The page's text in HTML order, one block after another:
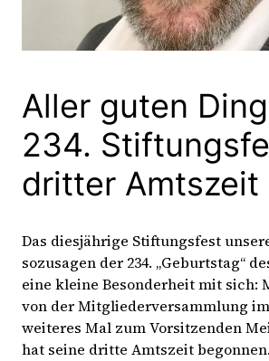
Aller guten
234.
dritter Amtszeit
Das diesjährige Stiftungsfest
sozusagen der 234. „Geburtstag“
eine kleine Besonderheit mit sich:
von der Mitgliederversammlung
weiteres Mal zum Vorsitzenden
hat seine dritte Amtszeit begonnen.